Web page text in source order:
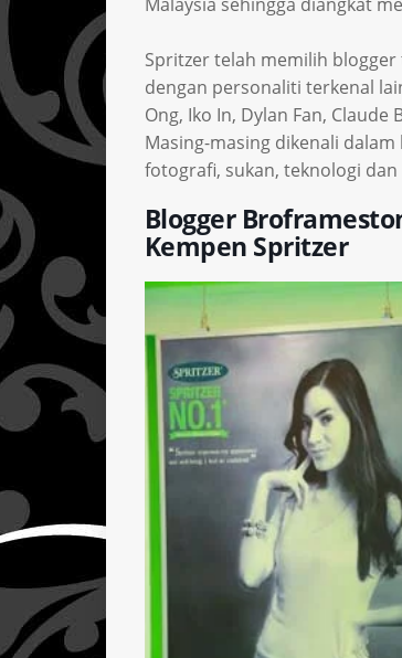
Spritzer telah memilih blogger
dengan personaliti terkenal
Ong, Iko In, Dylan Fan,
Masing-masing dikenali
fotografi, sukan, teknologi
Blogger
Kempen Spritzer